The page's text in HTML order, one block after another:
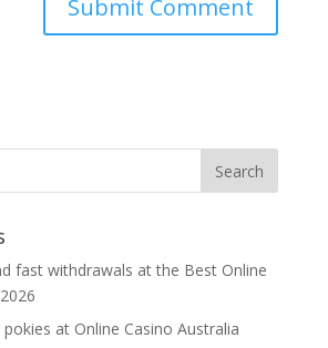
fast withdrawals at the Best Online
at Online Casino Australia